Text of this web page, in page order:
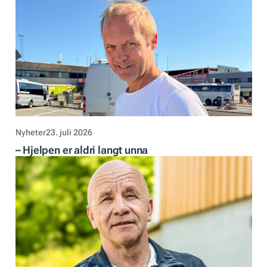
Nyheter23. juli 2026
– Hjelpen er aldri langt unna